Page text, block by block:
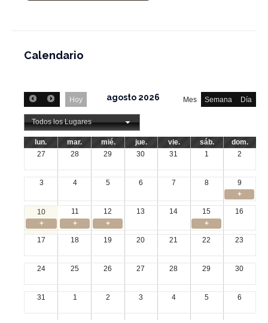
Calendario
Hoy Mes Semana Día
agosto 2026
Todos los Lugares
lun. mar. mié. jue. vie. sáb.
dom.
27
28 29 30 31 1 2
3 4 5 6 7 8
9
+
10 11 12 13 14 15
16
+
+ +
+
17
18 19 20 21 22 23
24 25 26 27 28 29 30
31 1 2 3 4 5 6